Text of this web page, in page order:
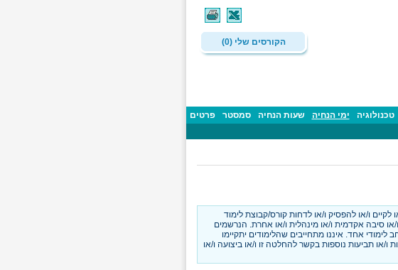
הקורסים שלי (0)
טכנולוגיה ימי הנחיה שעות הנחיה סמסטר פרטים
ו/או להפסיק ו/או לדחות קורס/קבוצת לימוד
סיבה אקדמית ו/או מינהלית ו/או אחרת. הנרשמים
אחד. איננו מתחייבים שהלימודים יתקיימו
ו/או תביעות נוספות בקשר להחלטה זו ו/או ביצועה ו/או